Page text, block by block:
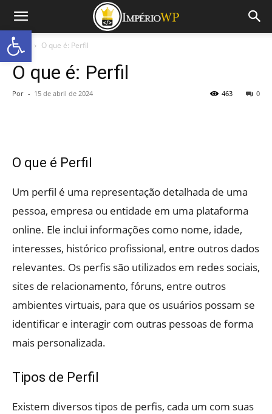
Início O que é: Perfil
O que é: Perfil
Por - 15 de abril de 2024 0
463
O que é Perfil
Um perfil é uma representação detalhada de uma
pessoa, empresa ou entidade em uma plataforma
online. Ele inclui informações como nome, idade,
interesses, histórico profissional, entre outros dados
relevantes. Os perfis são utilizados em redes sociais,
sites de relacionamento, fóruns, entre outros
ambientes virtuais, para que os usuários possam se
identificar e interagir com outras pessoas de forma
mais personalizada.
Tipos de Perfil
Existem diversos tipos de perfis, cada um com suas
Abrir a barra de ferramentas